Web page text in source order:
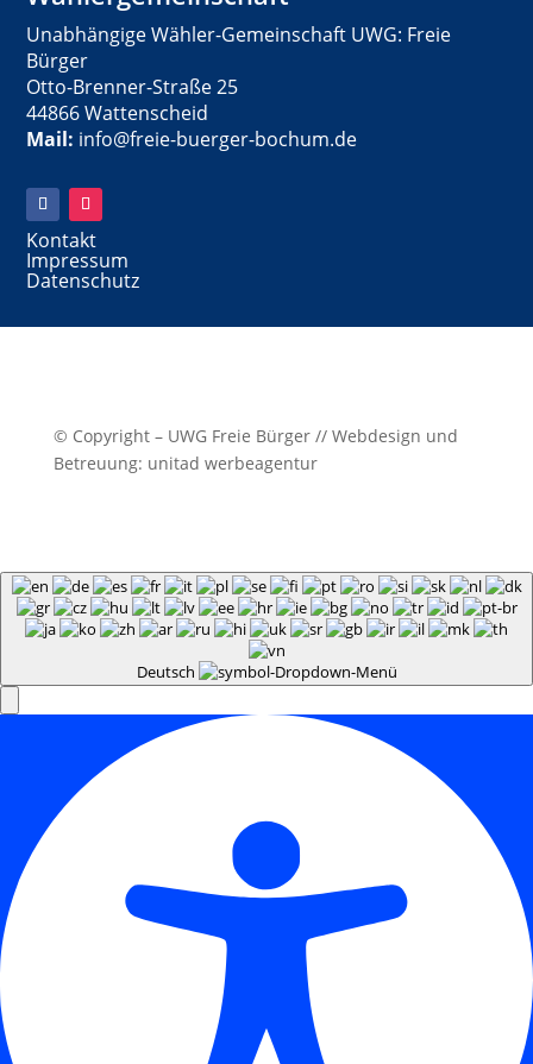
Unabhängige Wähler-Gemeinschaft UWG: Freie
Bürger
Otto-Brenner-Straße 25
44866 Wattenscheid
Mail: info@freie-buerger-bochum.de
Kontakt
Impressum
Datenschutz
© Copyright – UWG Freie Bürger // Webdesign und
Betreuung: unitad werbeagentur
Deutsch